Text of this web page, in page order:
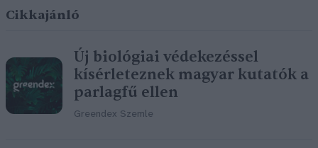
Cikkajánló
Új biológiai védekezéssel
kísérleteznek magyar kutatók a
parlagfű ellen
Greendex Szemle